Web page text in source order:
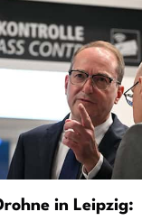
in Leipzig: